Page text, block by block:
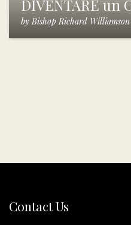
DIVENTARE un
by Bishop Richard Williamson
Contact Us